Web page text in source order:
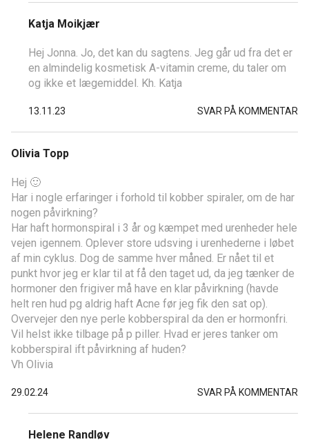
Katja Moikjær
Hej Jonna. Jo, det kan du sagtens. Jeg går ud fra det er
en almindelig kosmetisk A-vitamin creme, du taler om
og ikke et lægemiddel. Kh. Katja
13.11.23 SVAR PÅ KOMMENTAR
Olivia Topp
Hej 🙂
Har i nogle erfaringer i forhold til kobber spiraler, om de har
nogen påvirkning?
Har haft hormonspiral i 3 år og kæmpet med urenheder hele
vejen igennem. Oplever store udsving i urenhederne i løbet
af min cyklus. Dog de samme hver måned. Er nået til et
punkt hvor jeg er klar til at få den taget ud, da jeg tænker de
hormoner den frigiver må have en klar påvirkning (havde
helt ren hud pg aldrig haft Acne før jeg fik den sat op).
Overvejer den nye perle kobberspiral da den er hormonfri.
Vil helst ikke tilbage på p piller. Hvad er jeres tanker om
kobberspiral ift påvirkning af huden?
Vh Olivia
29.02.24 SVAR PÅ KOMMENTAR
Helene Randløv